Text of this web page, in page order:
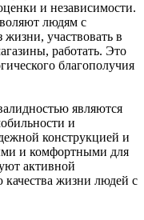
и независимости.
людям с
участвовать в
работать. Это
благополучия
являются
и
конструкцией и
и комфортными для
активной
жизни людей с